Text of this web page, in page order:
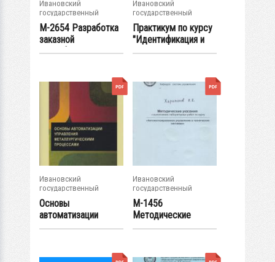
Ивановский
государственный
энергетический...
М-2654 Разработка
заказной
спецификации...
Ивановский
государственный
энергетический...
Практикум по курсу
"Идентификация и
диагностика...
Ивановский
государственный
энергетический...
Основы
автоматизации
управления
Ивановский
государственный
энергетический...
М-1456
Методические
указания к